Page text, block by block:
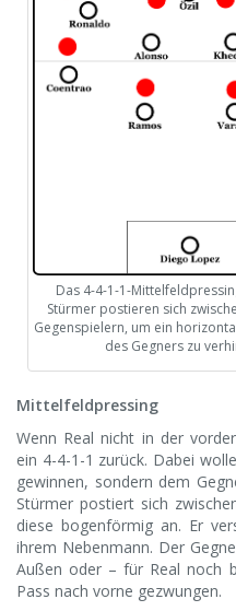
Das 4-4-1-1-
Stürmer postieren sich
Gegenspielern, um ein
des Gegners zu
Mittelfeldpressing
Wenn Real nicht in der
ein 4-4-1-1 zurück. Dabei
gewinnen, sondern dem
Stürmer postiert sich
diese bogenförmig an. Er
ihrem Nebenmann. Der
Außen oder – für Real noch
Pass nach vorne gezwungen.